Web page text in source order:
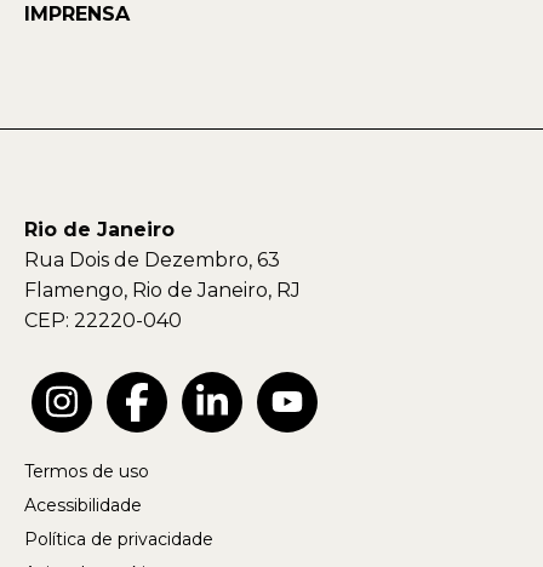
IMPRENSA
Rio de Janeiro
Rua Dois de Dezembro, 63
Flamengo, Rio de Janeiro, RJ
CEP: 22220-040
Termos de uso
Acessibilidade
Política de privacidade